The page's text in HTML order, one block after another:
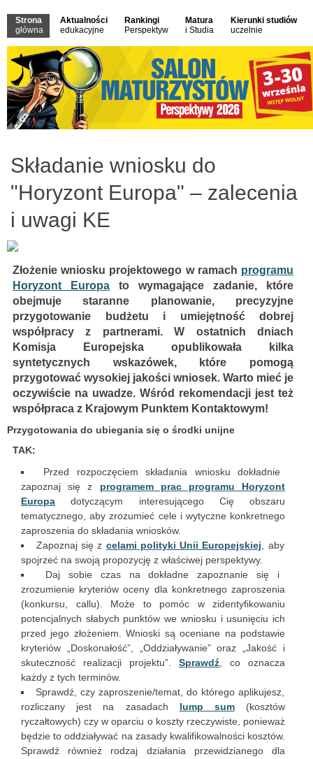
Strona
główna
Aktualności
edukacyjne
Rankingi
Perspektyw
Matura
i Studia
Kierunki studiów
uczelnie
Składanie wniosku do
"Horyzont Europa" – zalecenia
i uwagi KE
Złożenie wniosku projektowego w ramach programu
Horyzont Europa to wymagające zadanie, które
obejmuje staranne planowanie, precyzyjne
przygotowanie budżetu i umiejętność dobrej
współpracy z partnerami. W ostatnich dniach
Komisja Europejska opublikowała kilka
syntetycznych wskazówek, które pomogą
przygotować wysokiej jakości wniosek. Warto mieć je
oczywiście na uwadze. Wśród rekomendacji jest też
współpraca z Krajowym Punktem Kontaktowym!
Przygotowania do ubiegania się o środki unijne
TAK:
Przed rozpoczęciem składania wniosku dokładnie
zapoznaj się z programem prac programu Horyzont
Europa dotyczącym interesującego Cię obszaru
tematycznego, aby zrozumieć cele i wytyczne konkretnego
zaproszenia do składania wniosków.
Zapoznaj się z celami polityki Unii Europejskiej, aby
spojrzeć na swoją propozycję z właściwej perspektywy.
Daj sobie czas na dokładne zapoznanie się i
zrozumienie kryteriów oceny dla konkretnego zaproszenia
(konkursu, callu). Może to pomóc w zidentyfikowaniu
potencjalnych słabych punktów we wniosku i usunięciu ich
przed jego złożeniem. Wnioski są oceniane na podstawie
kryteriów „Doskonałość”, „Oddziaływanie” oraz „Jakość i
skuteczność realizacji projektu”. Sprawdź, co oznacza
każdy z tych terminów.
Sprawdź, czy zaproszenie/temat, do którego aplikujesz,
rozliczany jest na zasadach lump sum(kosztów
ryczałtowych) czy w oparciu o koszty rzeczywiste, ponieważ
będzie to oddziaływać na zasady kwalifikowalności kosztów.
Sprawdź również rodzaj działania przewidzianego dla